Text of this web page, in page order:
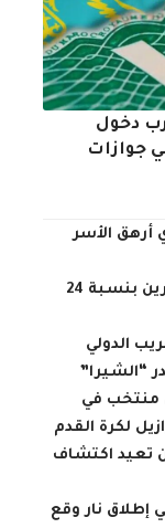
دخول
جوازات
أرهق الأسر
مطار زاكورة.. ارتفاع في حركة المسافرين بنسبة 24
الدولي
منتخب في
لكرة القدم
تعيد اكتشاف
نار وقع